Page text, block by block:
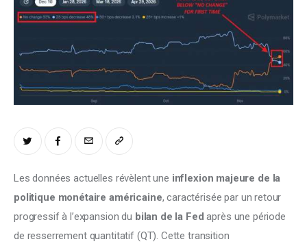
Climate
Markets
Tech
Shop
Les données actuelles révèlent une inflexion majeure de la
politique monétaire américaine, caractérisée par un retour
progressif à l’expansion du bilan de la Fed après une période
de resserrement quantitatif (QT). Cette transition